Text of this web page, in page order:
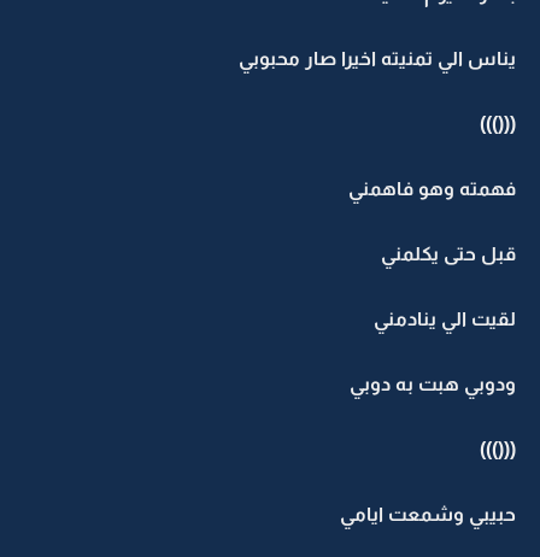
يناس الي تمنيته اخيرا صار محبوبي
((()))
فهمته وهو فاهمني
قبل حتى يكلمني
لقيت الي ينادمني
ودوبي هبت به دوبي
((()))
حبيبي وشمعت ايامي